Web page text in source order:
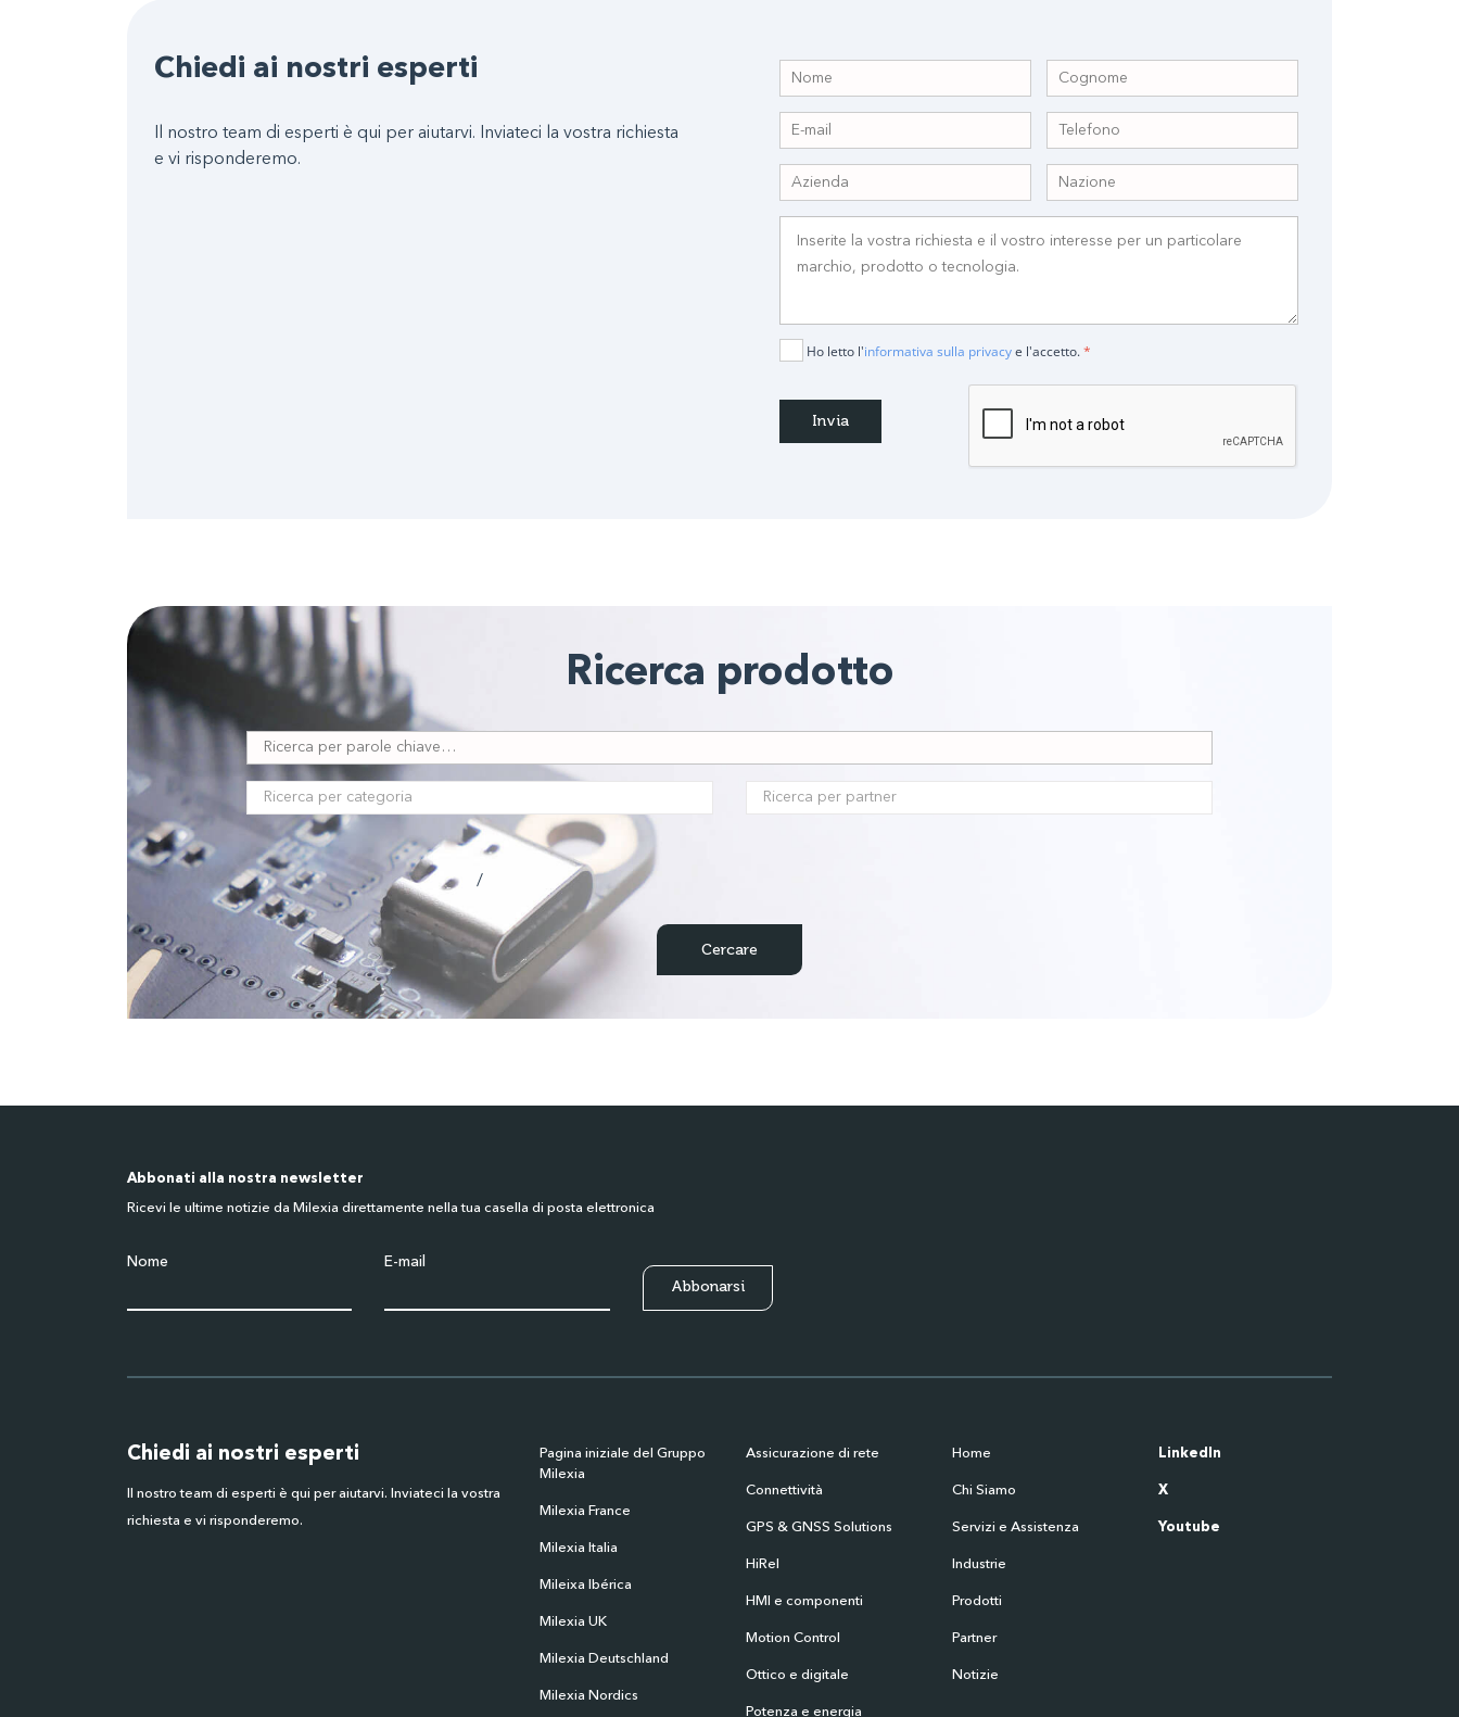
Chiedi ai nostri esperti
Il nostro team di esperti è qui per aiutarvi. Inviateci la vostra richiesta
e vi risponderemo.
Ho letto l'informativa sulla privacye l'accetto.*
Ricerca prodotto
/
Abbonati alla nostra newsletter
Ricevi le ultime notizie da Milexia direttamente nella tua casella di posta elettronica
Nome E-mail
Chiedi ai nostri esperti
Il nostro team di esperti è qui per aiutarvi. Inviateci la vostra
richiesta e vi risponderemo.
Pagina iniziale del Gruppo
Milexia
Milexia France
Milexia Italia
Mileixa Ibérica
Milexia UK
Milexia Deutschland
Milexia Nordics
Assicurazione di rete
Connettività
GPS & GNSS Solutions
HiRel
HMI e componenti
Motion Control
Ottico e digitale
Potenza e energia
Home
Chi Siamo
Servizi e Assistenza
Industrie
Prodotti
Partner
Notizie
LinkedIn
X
Youtube